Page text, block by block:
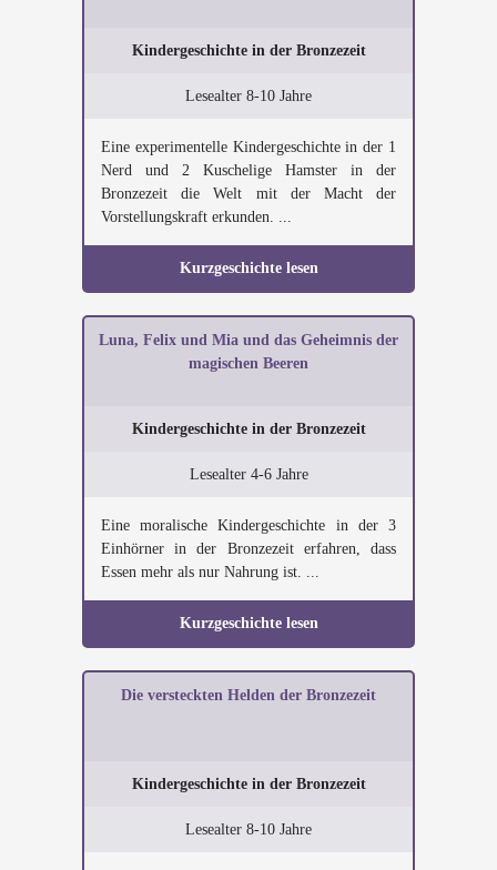
Kindergeschichte in der Bronzezeit
Lesealter 8-10 Jahre
Eine experimentelle Kindergeschichte in der 1
Nerd und 2 Kuschelige Hamster in der
Bronzezeit die Welt mit der Macht der
Vorstellungskraft erkunden. ...
Kurzgeschichte lesen
Luna, Felix und Mia und das Geheimnis der
magischen Beeren
Kindergeschichte in der Bronzezeit
Lesealter 4-6 Jahre
Eine moralische Kindergeschichte in der 3
Einhörner in der Bronzezeit erfahren, dass
Essen mehr als nur Nahrung ist. ...
Kurzgeschichte lesen
Die versteckten Helden der Bronzezeit
Kindergeschichte in der Bronzezeit
Lesealter 8-10 Jahre